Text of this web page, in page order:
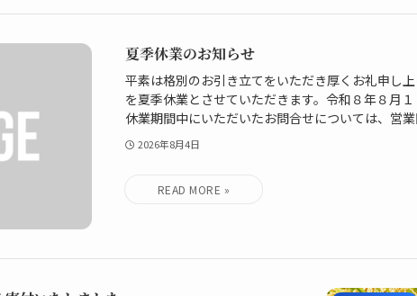
夏季休業のお知らせ
平素は格別のお引き立てをいただき厚くお礼申し
を夏季休業とさせていただきます。令和８年８月
休業期間中にいただいたお問合せについては、営
2026年8月4日